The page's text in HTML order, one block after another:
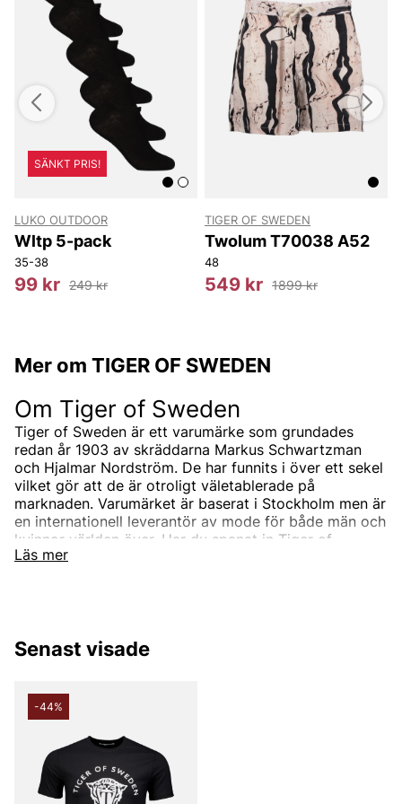
SÄNKT PRIS!
LUKO OUTDOOR
Wltp 5-pack
35-38
99 kr 249 kr
TIGER OF SWEDEN
Twolum T70038 A52
48
549 kr 1899 kr
Mer om TIGER OF SWEDEN
Läs mer
Om Tiger of Sweden
Tiger of Sweden är ett varumärke som grundades
redan år 1903 av skräddarna Markus Schwartzman
och Hjalmar Nordström. De har funnits i över ett sekel
vilket gör att de är otroligt väletablerade på
marknaden. Varumärket är baserat i Stockholm men är
en internationell leverantör av mode för både män och
kvinnor världen över. Har du spanat in Tiger of
Swedens sortiment än? Vi erbjuder Tiger of Swedens
tidlöst och modernt. Produkterna är oftast enfärgade
men de samarbetar också med de bästa
leverantörerna i branschen som de utvecklar unika
modekollektioner tillsammans med. Välskräddat mode
är helt enkelt Tiger of Swedens signum.
Under åren har produktutbudet breddats och speciellt
utbudet för män. Idag kan du hitta både Tiger of
Senast visade
-44%